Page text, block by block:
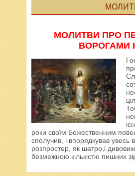
МОЛИТВИ ПРО
ВОРОГАМИ
роки своїм Божественним
сполучив, і впорядкував увесь
розпростер, як шатро,і
безмежною кількістю пишних